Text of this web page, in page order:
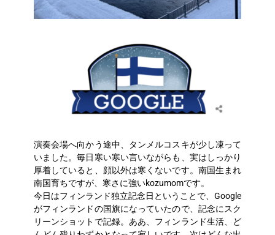
演奏会場へ向かう途中、タンメルコスキが少し凍って
いました。毎日寒い寒い言いながらも、実はしっかり
厚着していると、顔以外は寒くないです。南国生まれ
南国育ちですが、寒さに強いkozumomです。
今日はフィンランド独立記念日ということで、Google
がフィンランドの国旗になっていたので、記念にスク
リーンショットで記録。ああ、フィンランド生活、ど